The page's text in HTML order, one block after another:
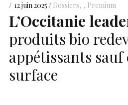
12 juin 2025 Dossiers, Premium
L’Occitanie
produits bio
appétissants
surface